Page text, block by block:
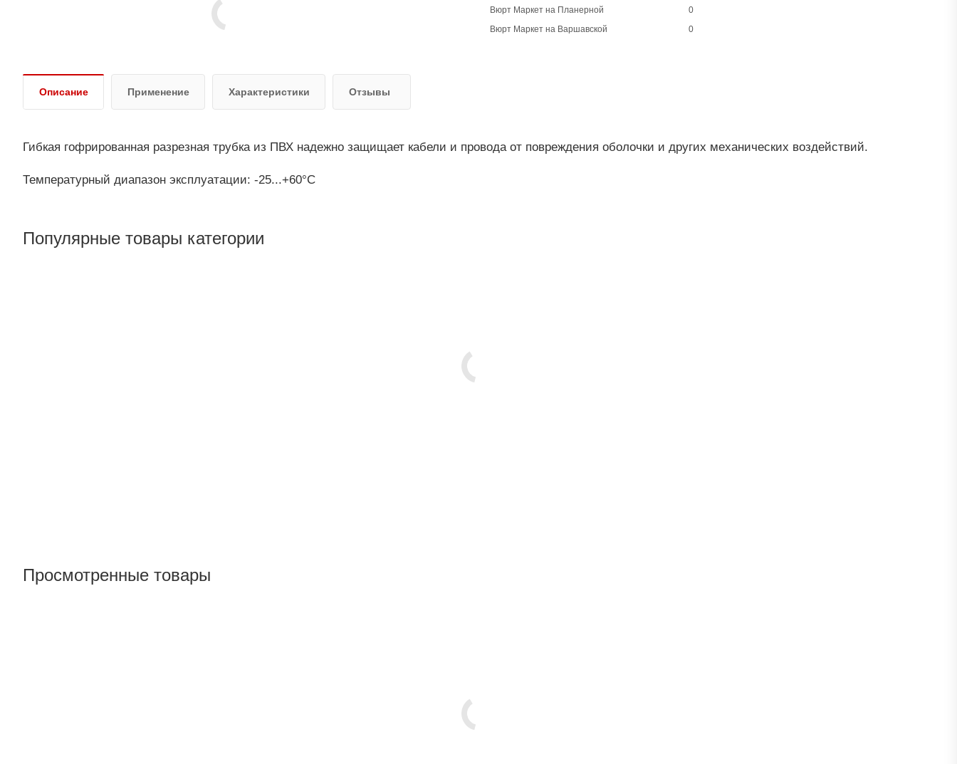
Вюрт Маркет на Планерной
0
Вюрт Маркет на Варшавской
0
Описание Применение Характеристики Отзывы
Гибкая гофрированная разрезная трубка из ПВХ надежно защищает кабели и провода от повреждения оболочки и других механических воздействий.
Температурный диапазон эксплуатации: -25...+60°С
Популярные товары категории
Просмотренные товары